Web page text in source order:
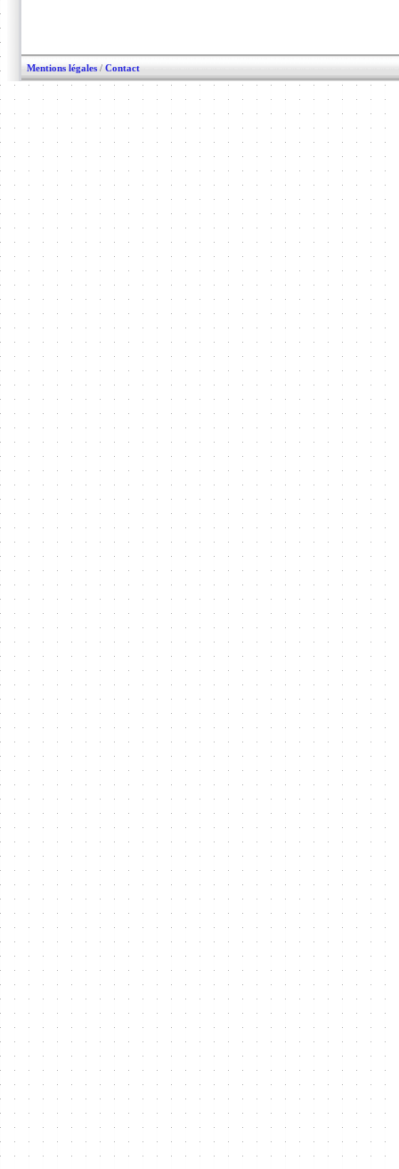
Mentions légales / Contact